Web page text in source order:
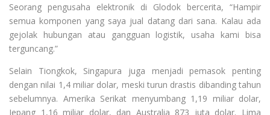
Seorang pengusaha elektronik di Glodok bercerita, “Hampir
semua komponen yang saya jual datang dari sana. Kalau ada
gejolak hubungan atau gangguan logistik, usaha kami bisa
terguncang.”
Selain Tiongkok, Singapura juga menjadi pemasok penting
dengan nilai 1,4 miliar dolar, meski turun drastis dibanding tahun
sebelumnya. Amerika Serikat menyumbang 1,19 miliar dolar,
Jepang 1,16 miliar dolar, dan Australia 873 juta dolar. Lima